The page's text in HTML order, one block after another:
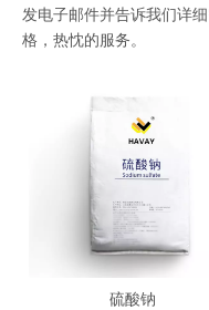
发电子邮件并告诉我们详
格，热忱的服务。
硫酸钠